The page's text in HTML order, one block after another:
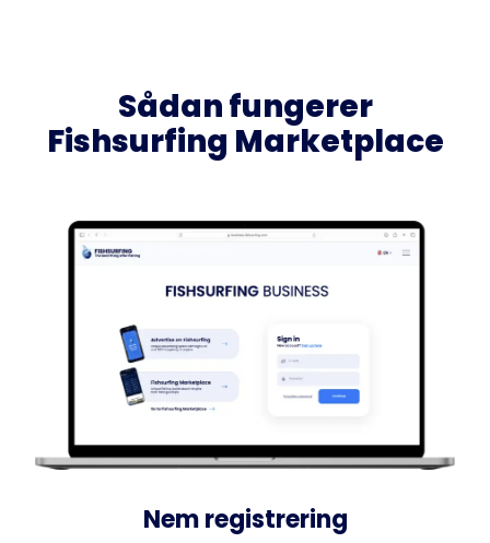
Sådan fungerer
Fishsurfing Marketplace
Nem registrering